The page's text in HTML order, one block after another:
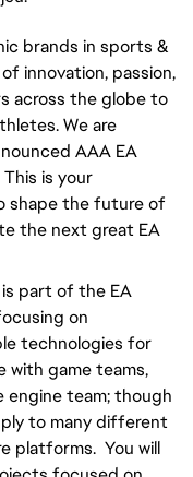
brands in sports &
innovation, passion,
across the globe to
We are
AAA EA
is your
shape the future of
the next great EA
is part of the EA
on
technologies for
with game teams,
team; though
to many different
platforms. You will